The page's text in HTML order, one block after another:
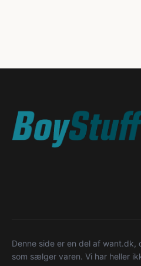
Denne side er en del af
som sælger varen. Vi har heller